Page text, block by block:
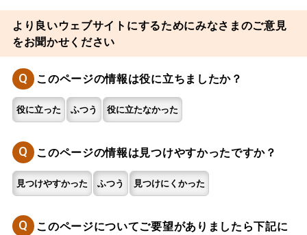
より良いウェブサイトにするためにみなさまのご意見
をお聞かせください
Q このページの情報は役に立ちましたか？
役に立った ふつう 役に立たなかった
Q このページの情報は見つけやすかったですか？
見つけやすかった ふつう 見つけにくかった
Q
このページについてご要望がありましたら下記に